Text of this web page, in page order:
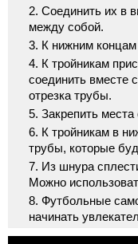
Соединить их в
между собой.
К нижним концам
К тройникам
соединить вместе
отрезка трубы.
Закрепить
К тройникам в
трубы, которые
Из шнура
Можно
Футбольные
начинать